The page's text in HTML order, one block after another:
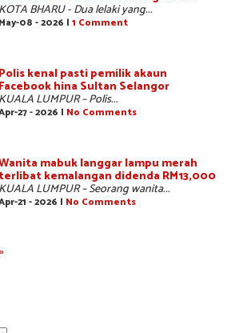
KOTA BHARU - Dua lelaki yang...
May-08 - 2026 | 1 Comment
Polis kenal pasti pemilik akaun
Facebook hina Sultan Selangor
KUALA LUMPUR – Polis...
27 - 2026 | No Comments
mabuk langgar lampu merah
terlibat kemalangan didenda RM13,000
KUALA LUMPUR – Seorang wanita...
21 - 2026 | No Comments